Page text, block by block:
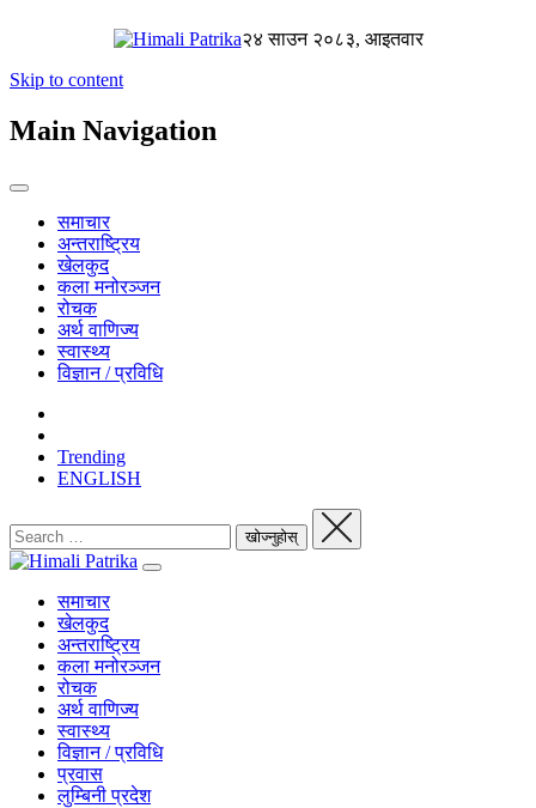
२४ साउन २०८३, आइतवार
Skip to content
Main Navigation
समाचार
अन्तराष्ट्रिय
खेलकुद
कला मनोरञ्जन
रोचक
अर्थ वाणिज्य
स्वास्थ्य
विज्ञान / प्रविधि
Trending
ENGLISH
समाचार
खेलकुद
अन्तराष्ट्रिय
कला मनोरञ्जन
रोचक
अर्थ वाणिज्य
स्वास्थ्य
विज्ञान / प्रविधि
प्रवास
लुम्बिनी प्रदेश